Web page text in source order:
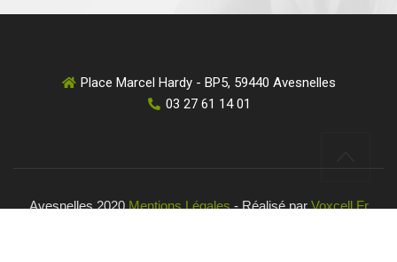
Place Marcel Hardy - BP5, 59440 Avesnelles
03 27 61 14 01
Avesnelles 2020Mentions Légales- Réalisé parVoxcell.fr